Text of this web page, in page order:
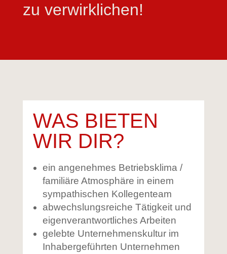
zu verwirklichen!
WAS BIETEN
WIR DIR?
ein angenehmes Betriebsklima /
familiäre Atmosphäre in einem
sympathischen Kollegenteam
abwechslungsreiche Tätigkeit und
eigenverantwortliches Arbeiten
gelebte Unternehmenskultur im
Inhabergeführten Unternehmen